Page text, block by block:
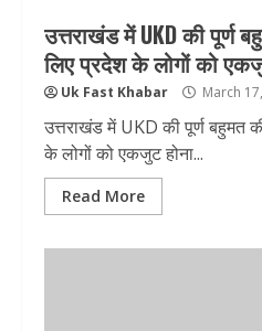
उत्तराखंड में UKD की पूर्ण
लिए प्रदेश के लोगों को
Uk Fast Khabar March
उत्तराखंड में UKD की पूर्ण बहुमत
के लोगों को एकजुट होना...
Read More